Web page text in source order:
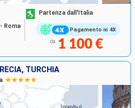
Pagamento in 4X
Partenza dall'Italia
da 1 100 €
Roma
TURCHIA